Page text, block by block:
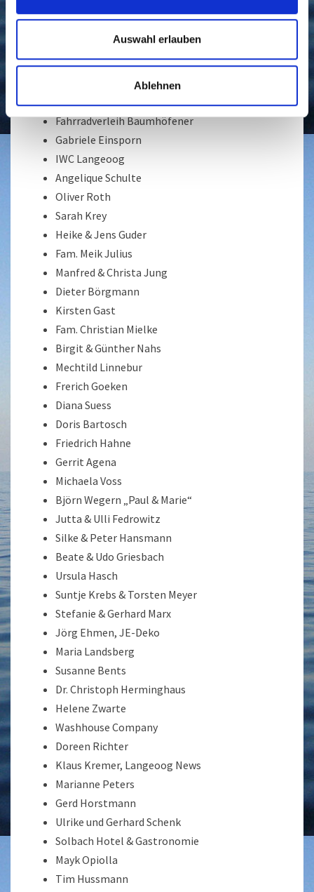
Auswahl erlauben
Ablehnen
Andreas Staib
Birgit H.
Fahrradverleih Baumhöfener
Gabriele Einsporn
IWC Langeoog
Angelique Schulte
Oliver Roth
Sarah Krey
Heike & Jens Guder
Fam. Meik Julius
Manfred & Christa Jung
Dieter Börgmann
Kirsten Gast
Fam. Christian Mielke
Birgit & Günther Nahs
Mechtild Linnebur
Frerich Goeken
Diana Suess
Doris Bartosch
Friedrich Hahne
Gerrit Agena
Michaela Voss
Björn Wegern „Paul & Marie“
Jutta & Ulli Fedrowitz
Silke & Peter Hansmann
Beate & Udo Griesbach
Ursula Hasch
Suntje Krebs & Torsten Meyer
Stefanie & Gerhard Marx
Jörg Ehmen, JE-Deko
Maria Landsberg
Susanne Bents
Dr. Christoph Herminghaus
Helene Zwarte
Washhouse Company
Doreen Richter
Klaus Kremer, Langeoog News
Marianne Peters
Gerd Horstmann
Ulrike und Gerhard Schenk
Solbach Hotel & Gastronomie
Mayk Opiolla
Tim Hussmann